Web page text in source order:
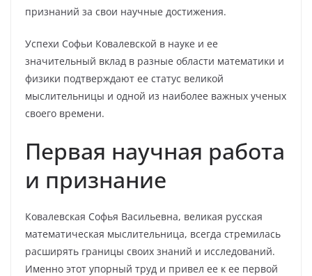
признаний за свои научные достижения.
Успехи Софьи Ковалевской в науке и ее
значительный вклад в разные области математики и
физики подтверждают ее статус великой
мыслительницы и одной из наиболее важных ученых
своего времени.
Первая научная работа
и признание
Ковалевская Софья Васильевна, великая русская
математическая мыслительница, всегда стремилась
расширять границы своих знаний и исследований.
Именно этот упорный труд и привел ее к ее первой